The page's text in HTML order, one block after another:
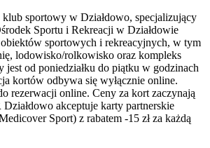
sportowy w Działdowo, specjalizujący
Sportu i Rekreacji w Działdowie
sportowych i rekreacyjnych, w tym
lodowisko/rolkowisko oraz kompleks
jest od poniedziałku do piątku w godzinach
kortów odbywa się wyłącznie online.
rezerwacji online. Ceny za kort zaczynają
akceptuje karty partnerskie
Sport) z rabatem -15 zł za każdą